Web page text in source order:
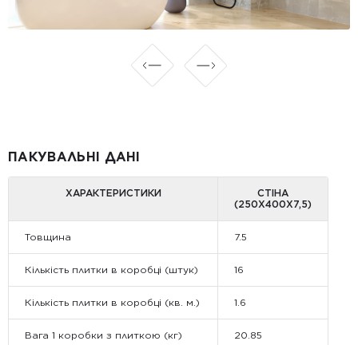
ПАКУВАЛЬНІ ДАНІ
ХАРАКТЕРИСТИКИ
СТІНА
(250X400X7,5)
Товщина 7.5
Кількість плитки в коробці (штук) 16
Кількість плитки в коробці (кв. м.) 1.6
Вага 1 коробки з плиткою (кг) 20.85